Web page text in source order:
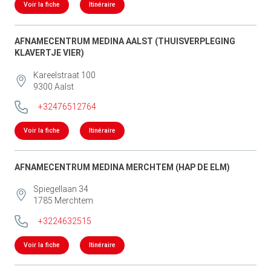
Voir la fiche Itinéraire
AFNAMECENTRUM MEDINA AALST (THUISVERPLEGING
KLAVERTJE VIER)
Kareelstraat 100
9300 Aalst
+32476512764
Voir la fiche Itinéraire
AFNAMECENTRUM MEDINA MERCHTEM (HAP DE ELM)
Spiegellaan 34
1785 Merchtem
+3224632515
Voir la fiche Itinéraire